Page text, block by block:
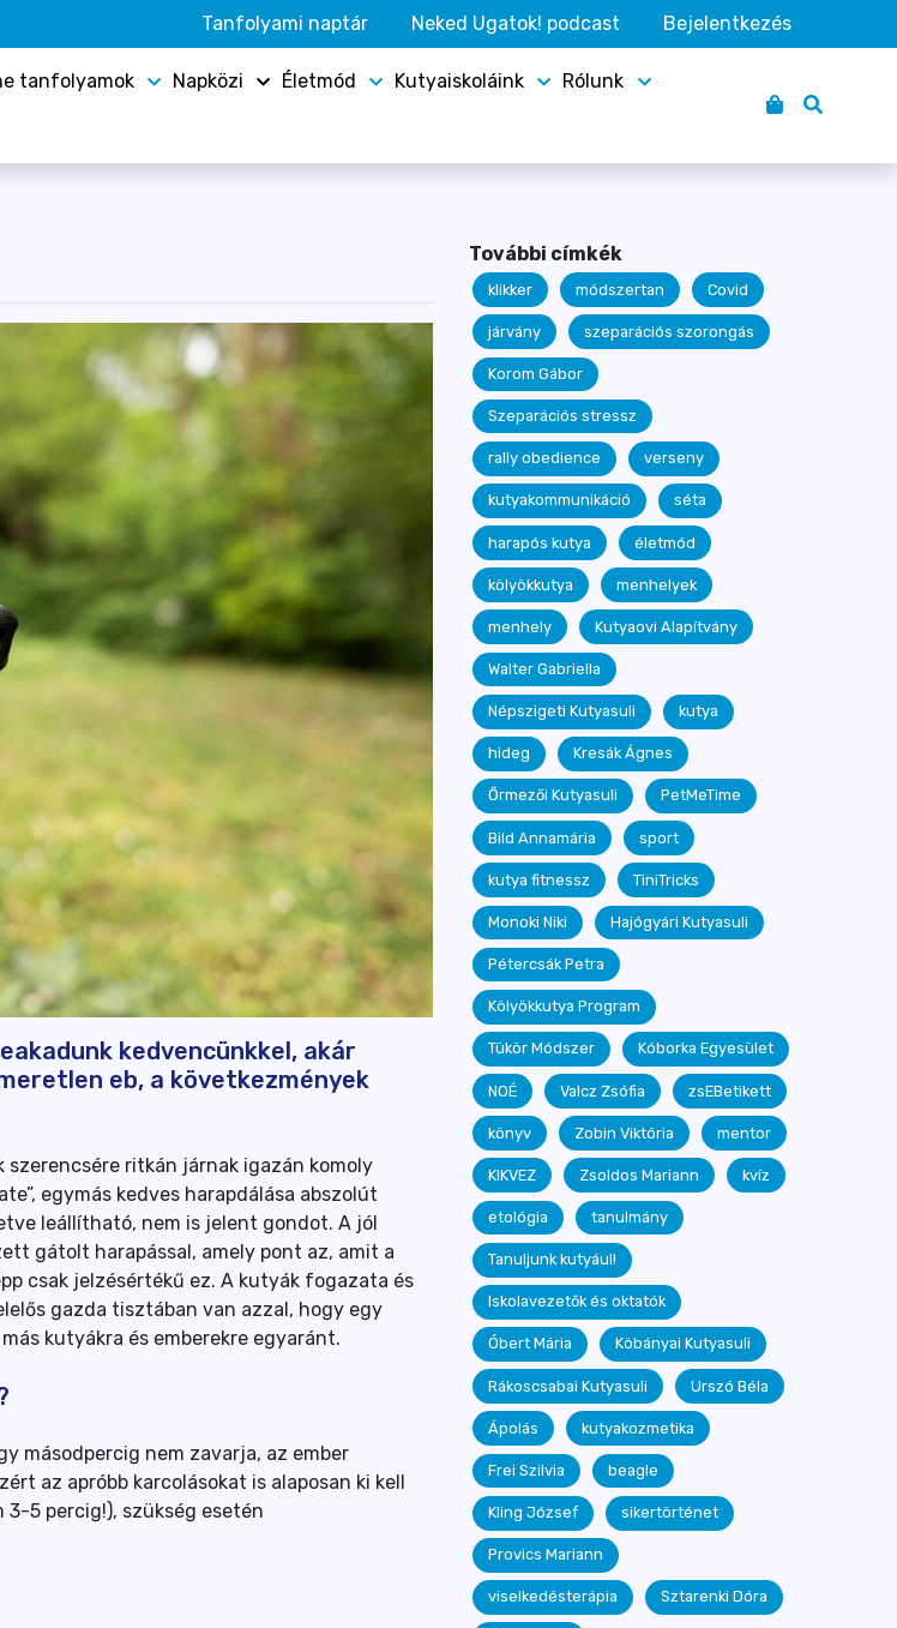
Tanfolyami naptár Neked Ugatok! podcast Bejelentkezés
tanfolyamok Napközi Életmód Kutyaiskoláink Rólunk
kedvencünkkel, akár
eb, a következmények
ritkán járnak igazán komoly
egymás kedves harapdálása abszolút
leállítható, nem is jelent gondot. A jól
gátolt harapással, amely pont az, amit a
csak jelzésértékű ez. A kutyák fogazata és
gazda tisztában van azzal, hogy egy
kutyákra és emberekre egyaránt.
másodpercig nem zavarja, az ember
az apróbb karcolásokat is alaposan ki kell
5 percig!), szükség esetén
További címkék
klikker módszertan Covid
járvány szeparációs szorongás
Korom Gábor
Szeparációs stressz
rally obedience verseny
kutyakommunikáció séta
harapós kutya életmód
kölyökkutya menhelyek
menhely Kutyaovi Alapítvány
Walter Gabriella
Népszigeti Kutyasuli kutya
hideg Kresák Ágnes
Őrmezői Kutyasuli PetMeTime
Bild Annamária sport
kutya fitnessz TiniTricks
Monoki Niki Hajógyári Kutyasuli
Pétercsák Petra
Kölyökkutya Program
Tükör Módszer Kóborka Egyesület
NOÉ Valcz Zsófia zsEBetikett
könyv Zobin Viktória mentor
KIKVEZ Zsoldos Mariann kvíz
etológia tanulmány
Tanuljunk kutyául!
Iskolavezetők és oktatók
Óbert Mária Köbányai Kutyasuli
Rákoscsabai Kutyasuli Urszó Béla
Ápolás kutyakozmetika
Frei Szilvia beagle
Kling József sikertörténet
Provics Mariann
viselkedésterápia Sztarenki Dóra